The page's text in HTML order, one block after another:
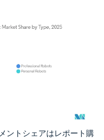
BY 4.0の表示が必要です。
ントシェアはレポート購